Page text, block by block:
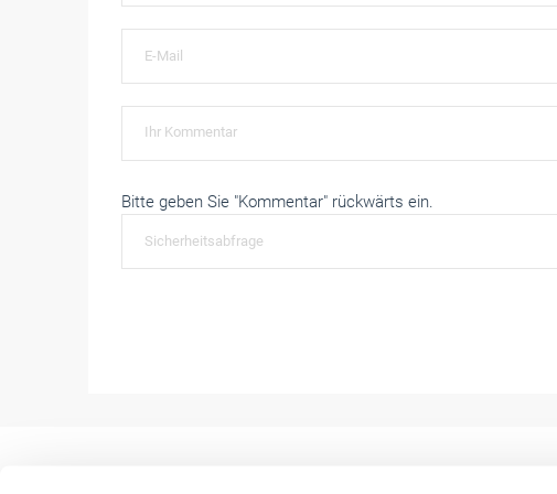
Bitte geben Sie "Kommentar" rückwärts ein.